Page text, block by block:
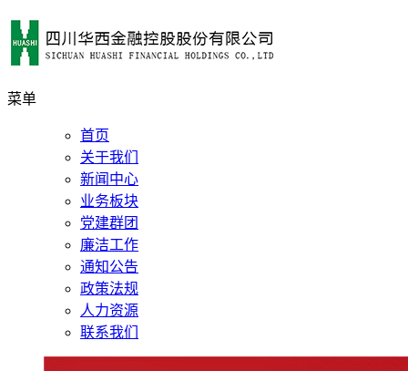
菜单
首页
关于我们
新闻中心
业务板块
党建群团
廉洁工作
通知公告
政策法规
人力资源
联系我们